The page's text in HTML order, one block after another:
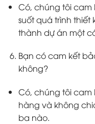
Có, chúng tôi cam
suốt quá trình
thành dự án một
Bạn có cam kết
không?
Có, chúng tôi
hàng và không
ba nào.